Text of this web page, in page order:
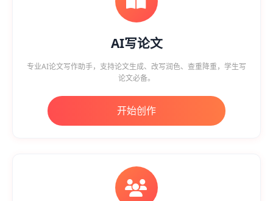
AI写论文
专业AI论文写作助手，支持论文生成、改写润色、查重降重，学生写
论文必备。
开始创作